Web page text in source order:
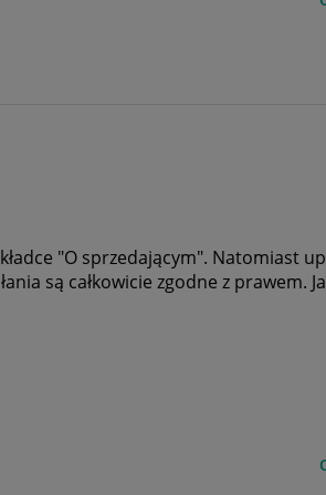
"O sprzedającym". Natomiast
są całkowicie zgodne z prawem.